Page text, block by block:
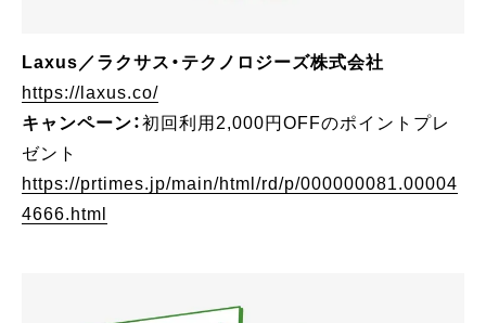
Laxus／ラクサス・テクノロジーズ株式会社
https://laxus.co/
キャンペーン：初回利用2,000円OFFのポイントプレ
ゼント
https://prtimes.jp/main/html/rd/p/000000081.00004
4666.html